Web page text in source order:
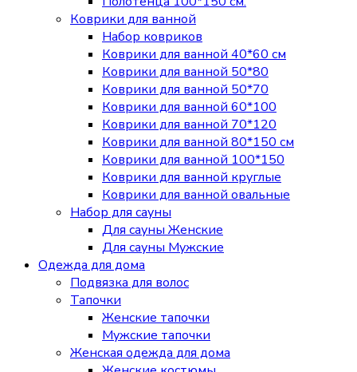
Коврики для ванной
Набор ковриков
Коврики для ванной 40*60 см
Коврики для ванной 50*80
Коврики для ванной 50*70
Коврики для ванной 60*100
Коврики для ванной 70*120
Коврики для ванной 80*150 см
Коврики для ванной 100*150
Коврики для ванной круглые
Коврики для ванной овальные
Набор для сауны
Для сауны Женские
Для сауны Мужские
Одежда для дома
Подвязка для волос
Тапочки
Женские тапочки
Мужские тапочки
Женская одежда для дома